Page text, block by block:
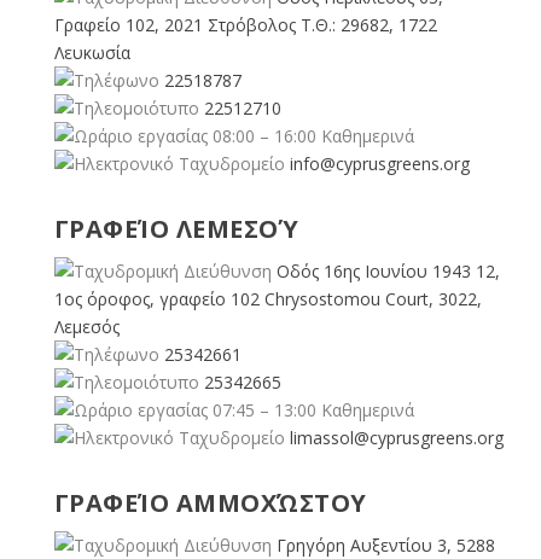
Γραφείο 102, 2021 Στρόβολος Τ.Θ.: 29682, 1722
Λευκωσία
22518787
22512710
08:00 – 16:00 Καθημερινά
info@cyprusgreens.org
ΓΡΑΦΕΊΟ ΛΕΜΕΣΟΎ
Οδός 16ης Ιουνίου 1943 12,
1ος όροφος, γραφείο 102 Chrysostomou Court, 3022,
Λεμεσός
25342661
25342665
07:45 – 13:00 Καθημερινά
limassol@cyprusgreens.org
ΓΡΑΦΕΊΟ ΑΜΜΟΧΏΣΤΟΥ
Γρηγόρη Αυξεντίου 3, 5288